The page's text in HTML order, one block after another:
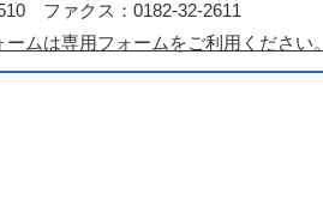
ファクス：0182-32-2611
ムは専用フォームをご利用ください。